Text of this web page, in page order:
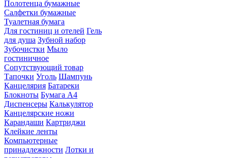
Полотенца бумажные
Салфетки бумажные
Туалетная бумага
Для гостиниц и отелей Гель
для душа Зубной набор
Зубочистки Мыло
гостиничное
Сопутствующий товар
Тапочки Уголь Шампунь
Канцелярия Батареки
Блокноты Бумага А4
Диспенсеры Калькулятор
Канцелярские ножи
Карандаши Картриджи
Клейкие ленты
Компьютерные
принадлежности Лотки и